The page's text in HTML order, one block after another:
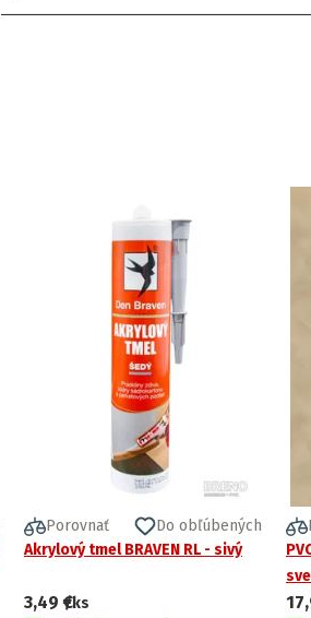
Porovnať
Do obľúbených
Akrylový tmel BRAVEN RL - sivý
3,49 €/ks